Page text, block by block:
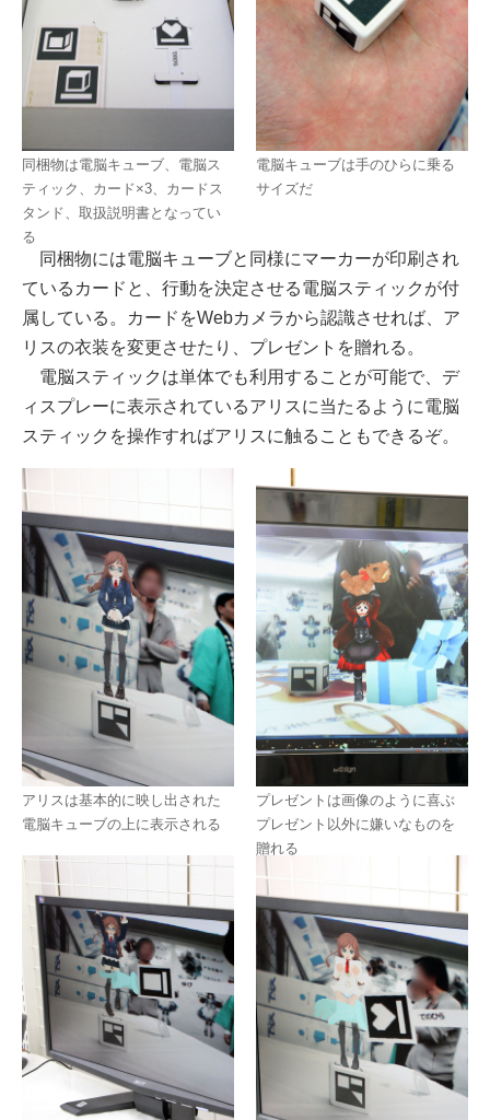
同梱物は電脳キューブ、電脳ス
ティック、カード×3、カードス
タンド、取扱説明書となってい
る
電脳キューブは手のひらに乗る
サイズだ
同梱物には電脳キューブと同様にマーカーが印刷され
ているカードと、行動を決定させる電脳スティックが付
属している。カードをWebカメラから認識させれば、ア
リスの衣装を変更させたり、プレゼントを贈れる。
電脳スティックは単体でも利用することが可能で、デ
ィスプレーに表示されているアリスに当たるように電脳
スティックを操作すればアリスに触ることもできるぞ。
アリスは基本的に映し出された
電脳キューブの上に表示される
プレゼントは画像のように喜ぶ
プレゼント以外に嫌いなものを
贈れる